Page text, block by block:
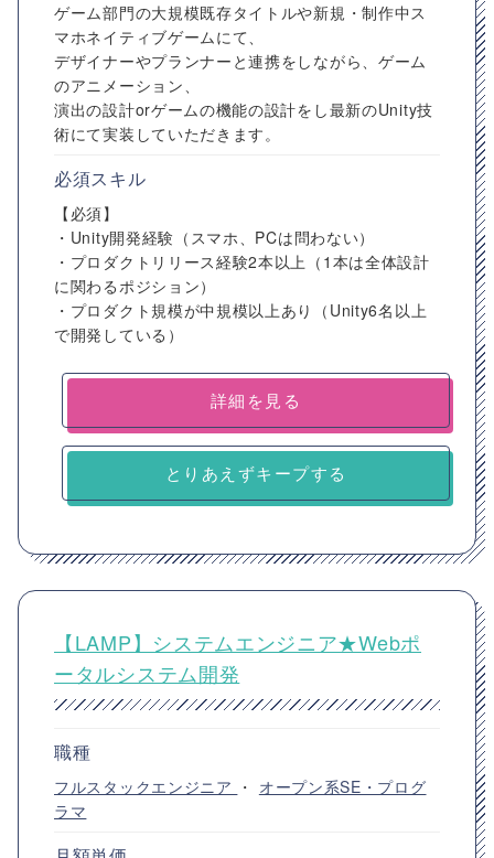
ゲーム部門の大規模既存タイトルや新規・制作中ス
マホネイティブゲームにて、
デザイナーやプランナーと連携をしながら、ゲーム
のアニメーション、
演出の設計orゲームの機能の設計をし最新のUnity技
術にて実装していただきます。
必須スキル
【必須】
・Unity開発経験（スマホ、PCは問わない）
・プロダクトリリース経験2本以上（1本は全体設計
に関わるポジション）
・プロダクト規模が中規模以上あり（Unity6名以上
で開発している）
詳細を見る
とりあえずキープする
【LAMP】システムエンジニア★Webポ
ータルシステム開発
職種
フルスタックエンジニア ・ オープン系SE・プログ
ラマ